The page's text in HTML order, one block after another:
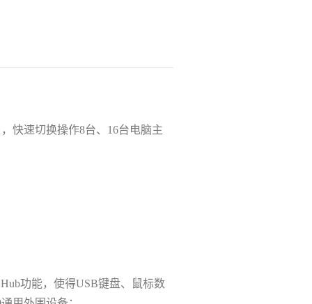
， 快速切换操作8台、16台电脑主
功能 ，使得USB键盘、
鼠标数